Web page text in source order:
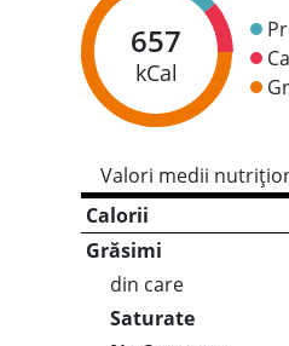
657
kCal
Valori medii
Calorii
Grăsimi
din care
Saturate